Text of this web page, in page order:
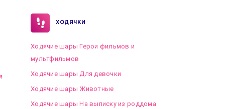
ХОДЯЧКИ
Ходячие шары Герои фильмов и
мультфильмов
Ходячие шары Для девочки
Ходячие шары Животные
Ходячие шары На выписку из роддома